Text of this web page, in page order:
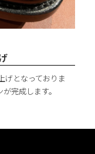
げとなっておりま
完成します。